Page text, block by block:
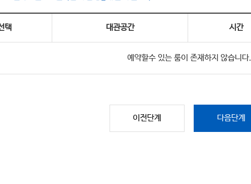
택 대관공간 시간
예약할수 있는 룸이 존재하지 않습니다.
이전단계 다음단계